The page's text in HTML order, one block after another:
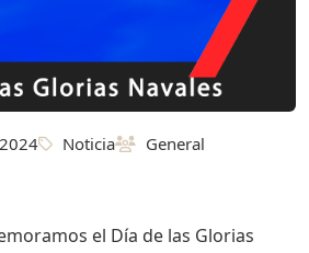
Noticia General
el Día de las Glorias